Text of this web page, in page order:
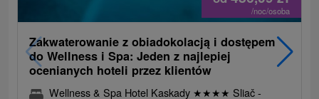
/noc/osoba
Zakwaterowanie z obiadokolacją i dostępem
do Wellness i Spa: Jeden z najlepiej
ocenianych hoteli przez klientów
Wellness & Spa Hotel Kaskady ★★★★ Sliač -